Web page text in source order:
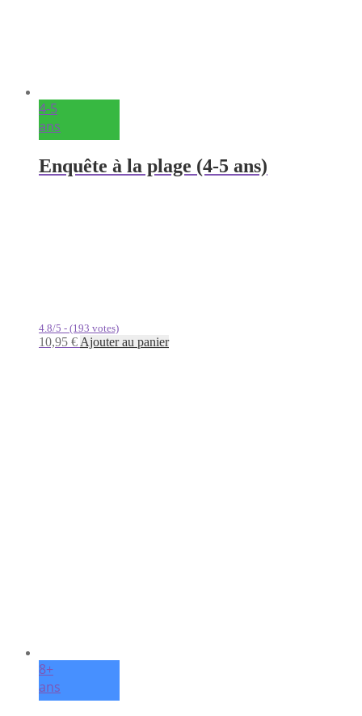
4-5
ans
Enquête à la plage (4-5 ans)
4.8/5 - (193 votes)
10,95 € Ajouter au panier
8+
ans